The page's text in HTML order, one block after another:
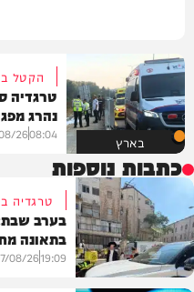
בארץ
הקטל
טרגדיה
נהרג
08:04
26
כתבות נוספות
טרגדיה
בערב שבת:
בתאונה
19:09
08/26